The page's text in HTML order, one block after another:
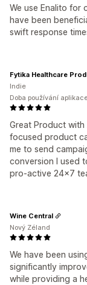
We use Enalito for
have been
swift response
Great Product
focused product
me to send
conversion I used
pro-active 24x7
Fytika Healthcare
Indie
Doba používání
We have been
significantly
while providing a
Wine Central
Nový Zéland